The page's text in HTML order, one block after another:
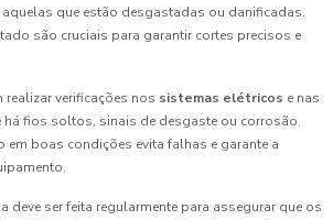
que estão desgastadas ou danificadas.
são cruciais para garantir cortes precisos e
realizar verificações nos sistemas elétricos e nas
há fios soltos, sinais de desgaste ou corrosão.
em boas condições evita falhas e garante a
deve ser feita regularmente para assegurar que os